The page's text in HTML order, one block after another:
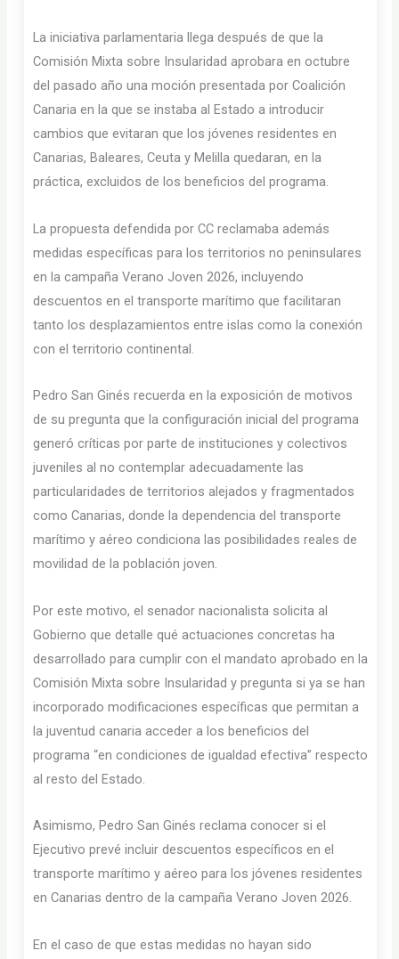
La iniciativa parlamentaria llega después de que la
Comisión Mixta sobre Insularidad aprobara en octubre
del pasado año una moción presentada por Coalición
Canaria en la que se instaba al Estado a introducir
cambios que evitaran que los jóvenes residentes en
Canarias, Baleares, Ceuta y Melilla quedaran, en la
práctica, excluidos de los beneficios del programa.
La propuesta defendida por CC reclamaba además
medidas específicas para los territorios no peninsulares
en la campaña Verano Joven 2026, incluyendo
descuentos en el transporte marítimo que facilitaran
tanto los desplazamientos entre islas como la conexión
con el territorio continental.
Pedro San Ginés recuerda en la exposición de motivos
de su pregunta que la configuración inicial del programa
generó críticas por parte de instituciones y colectivos
juveniles al no contemplar adecuadamente las
particularidades de territorios alejados y fragmentados
como Canarias, donde la dependencia del transporte
marítimo y aéreo condiciona las posibilidades reales de
movilidad de la población joven.
Por este motivo, el senador nacionalista solicita al
Gobierno que detalle qué actuaciones concretas ha
desarrollado para cumplir con el mandato aprobado en la
Comisión Mixta sobre Insularidad y pregunta si ya se han
incorporado modificaciones específicas que permitan a
la juventud canaria acceder a los beneficios del
programa “en condiciones de igualdad efectiva” respecto
al resto del Estado.
Asimismo, Pedro San Ginés reclama conocer si el
Ejecutivo prevé incluir descuentos específicos en el
transporte marítimo y aéreo para los jóvenes residentes
en Canarias dentro de la campaña Verano Joven 2026.
En el caso de que estas medidas no hayan sido